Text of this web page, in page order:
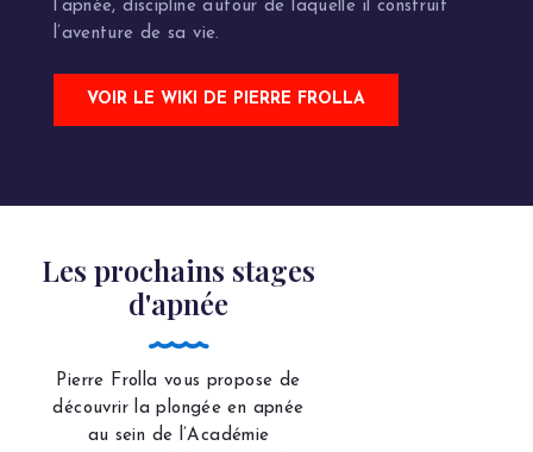
l’apnée, discipline autour de laquelle il construit
l’aventure de sa vie.
VOIR LE WIKI DE PIERRE FROLLA
Les prochains stages
d'apnée
Pierre Frolla vous propose de
découvrir la plongée en apnée
au sein de l’Académie